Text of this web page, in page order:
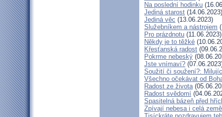
Na poslední hodinku
Jediná starost (14.06.2023)
Jediná věc (13.06.2023)
Služebníkem a nástrojem
Pro prázdnotu (11.06.2023)
Někdy je to těžké
Křesťanská radost
Pokrme nebeský
Jste vnímaví?
Soužití či soužení?:
Všechno očekávat od
Radost ze života
Radost svědomí
Spasitelná bázeň před
Zpívají nebesa i celá země